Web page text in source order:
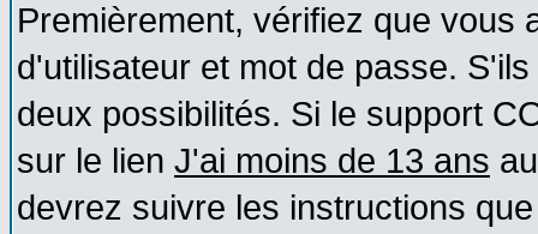
Premièrement, vérifiez que vous
d'utilisateur et mot de passe.
deux possibilités. Si le support
sur le lien J'ai moins de 13 ans
devrez suivre les instructions